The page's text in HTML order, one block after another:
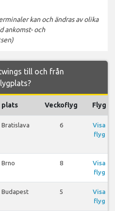
kan och ändras av olika
ankomst- och
till och från
plats Veckoflyg Flyg
Bratislava 6
Visa
flyg
Brno 8
Visa
flyg
Budapest 5
Visa
flyg